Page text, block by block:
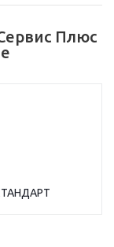
Плюс